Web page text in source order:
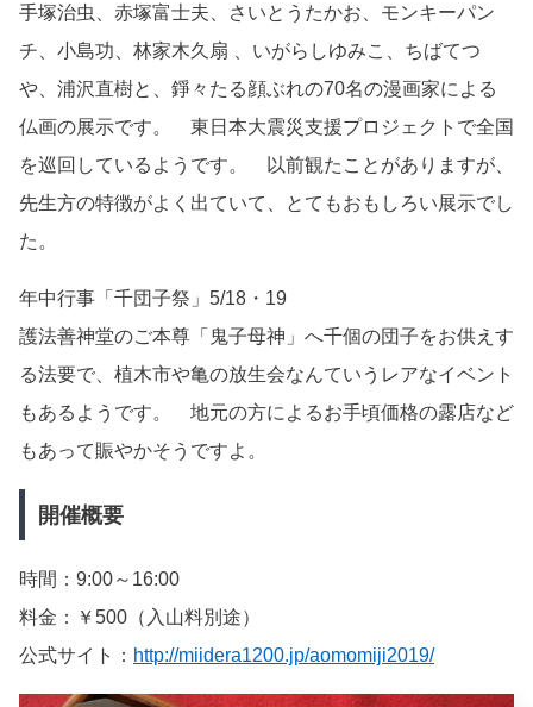
手塚治虫、赤塚富士夫、さいとうたかお、モンキーパン
チ、小島功、林家木久扇 、いがらしゆみこ、ちばてつ
や、浦沢直樹と、錚々たる顔ぶれの70名の漫画家による
仏画の展示です。 東日本大震災支援プロジェクトで全国
を巡回しているようです。 以前観たことがありますが、
先生方の特徴がよく出ていて、とてもおもしろい展示でし
た。
年中行事「千団子祭」5/18・19
護法善神堂のご本尊「鬼子母神」へ千個の団子をお供えす
る法要で、植木市や亀の放生会なんていうレアなイベント
もあるようです。 地元の方によるお手頃価格の露店など
もあって賑やかそうですよ。
開催概要
時間：9:00～16:00
料金：￥500（入山料別途）
公式サイト： http://miidera1200.jp/aomomiji2019/